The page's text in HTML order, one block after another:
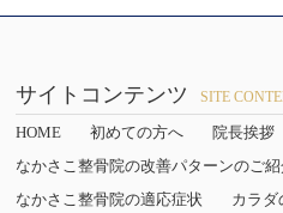
サイトコンテンツ SITE
HOME 初めての方へ 院長挨拶
なかさこ整骨院の改善パターンのご
なかさこ整骨院の適応症状
カラダ